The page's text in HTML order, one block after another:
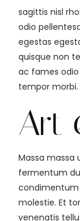
sagittis nisl
odio
egestas
quisque non
ac fames
tempor morbi.
Art
Massa massa
fermentum
condimentum
molestie. Et
venenatis